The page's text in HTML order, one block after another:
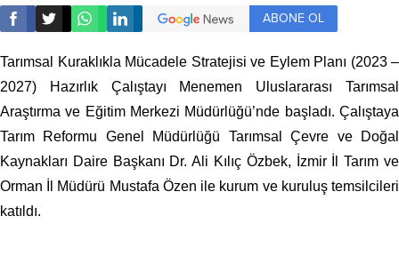
ABONE OL
Tarımsal Kuraklıkla Mücadele Stratejisi ve Eylem Planı (2023 –
2027) Hazırlık Çalıştayı Menemen Uluslararası Tarımsal
Araştırma ve Eğitim Merkezi Müdürlüğü’nde başladı. Çalıştaya
Tarım Reformu Genel Müdürlüğü Tarımsal Çevre ve Doğal
Kaynakları Daire Başkanı Dr. Ali Kılıç Özbek, İzmir İl Tarım ve
Orman İl Müdürü Mustafa Özen ile kurum ve kuruluş temsilcileri
katıldı.